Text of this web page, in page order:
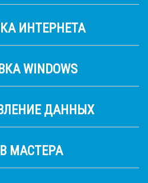
ИНТЕРНЕТА
WINDOWS
ДАННЫХ
МАСТЕРА